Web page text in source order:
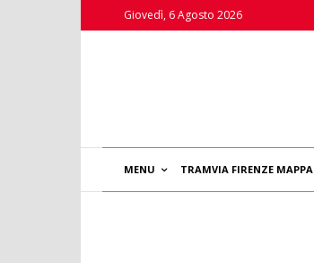
Giovedì, 6 Agosto 2026
MENU TRAMVIA FIRENZE MAPPA